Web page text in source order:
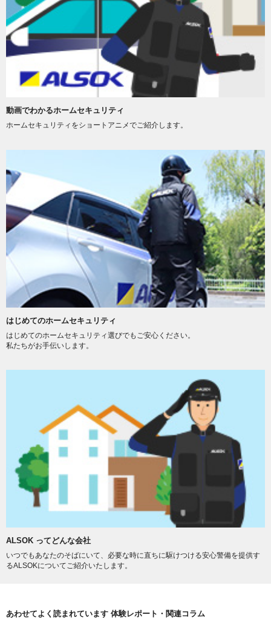
動画でわかるホームセキュリティ
ホームセキュリティをショートアニメでご紹介します。
はじめてのホームセキュリティ
はじめてのホームセキュリティ選びでもご安心ください。
私たちがお手伝いします。
ALSOK ってどんな会社
いつでもあなたのそばにいて、必要な時に直ちに駆けつける安心警備を提供す
るALSOKについてご紹介いたします。
あわせてよく読まれています 体験レポート・関連コラム